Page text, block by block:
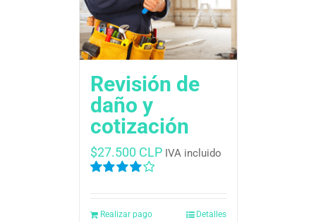
Revisión de
daño y
cotización
5
$27.500 CLP IVA incluido
Realizar pago Detalles